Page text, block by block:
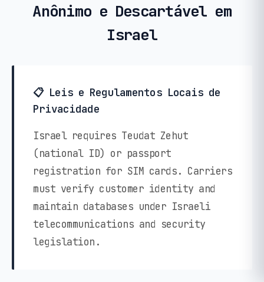
Anônimo e Descartável em
Israel
📋 Leis e Regulamentos Locais de
Privacidade
Israel requires Teudat Zehut
(national ID) or passport
registration for SIM cards. Carriers
must verify customer identity and
maintain databases under Israeli
telecommunications and security
legislation.